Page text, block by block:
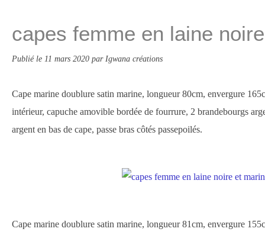
capes femme en laine
Publié le 11 mars 2020 par Igwana créations
Cape marine doublure satin marine, longueur 80cm, envergure
intérieur, capuche amovible bordée de fourrure, 2 brandebourgs
argent en bas de cape, passe bras côtés passepoilés.
Cape marine doublure satin marine, longueur 81cm, envergure